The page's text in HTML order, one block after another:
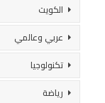
الكويت
عربي وعالمي
تكنولوجيا
رياضة